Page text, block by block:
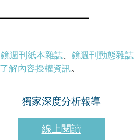
鏡週刊紙本雜誌、 鏡週刊動態雜誌
了解內容授權資訊。
獨家深度分析報導
線上閱讀